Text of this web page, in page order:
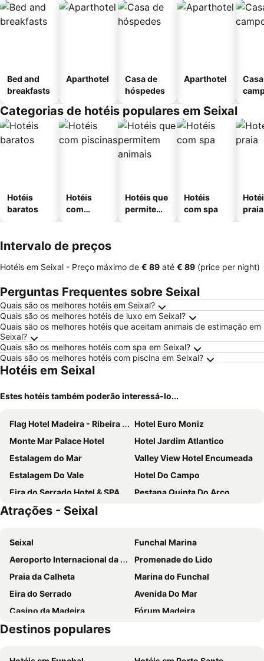
Bed and
breakfasts
Aparthotel
Casa de
hóspedes
Aparthotel
Categorias de hotéis populares em Seixal
Hotéis
baratos
Hotéis
com
Hotéis que
permitem
Hotéis
com spa
praia
Intervalo de preços
Hotéis em Seixal - Preço máximo de ‎€ 89 até ‎€ 89 (price per night)
Perguntas Frequentes sobre Seixal
Quais são os melhores hotéis em Seixal?
Quais são os melhores hotéis de luxo em Seixal?
Quais são os melhores hotéis que aceitam animais de estimação em
Seixal?
Quais são os melhores hotéis com spa em Seixal?
Quais são os melhores hotéis com piscina em Seixal?
Hotéis em Seixal
Estes hotéis também poderão interessá-lo...
Flag Hotel Madeira - Ribeira Brava
Hotel Euro Moniz
Monte Mar Palace Hotel
Hotel Jardim Atlantico
Estalagem do Mar
Valley View Hotel Encumeada
Estalagem Do Vale
Hotel Do Campo
Eira do Serrado Hotel & SPA
Pestana Quinta Do Arco
Calamar Hotel
Hotel Salgueiro
Estalagem Da Ponta Do Sol
Hotel Quinta da Serra
Mediterrâneo Madeira
Solar de Boaventura
Engenho Velho Hotel & Restaurante - Adults Only
Calheta Beach - All-inclusive - Savoy Signature
TarmarPlace
Boutique Hotel Jardim do Mar
Calheta Countryside
Socalco Nature Calheta
Atrações - Seixal
Seixal
Funchal Marina
Aeroporto Internacional da Madeira Cristiano Ronaldo
Promenade do Lido
Praia da Calheta
Marina do Funchal
Eira do Serrado
Avenida Do Mar
Casino da Madeira
Fórum Madeira
Sé Catedral do Funchal
Destinos populares